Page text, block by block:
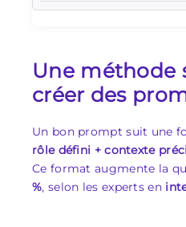
Une méthode
créer des
Un bon prompt suit une
rôle défini + contexte
Ce format augmente la
%, selon les experts en